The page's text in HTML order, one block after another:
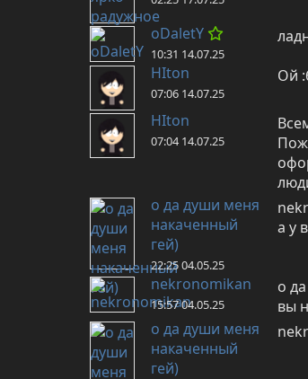
oDaletY
10:31 14.07.25
HIton
07:06 14.07.25
Ой
HIton
07:04 14.07.25
о да души меня
накаченный
гей)
22:25 04.05.25
а у
nekronomikan
15:57 04.05.25
о
вы
о да души меня
накаченный
гей)